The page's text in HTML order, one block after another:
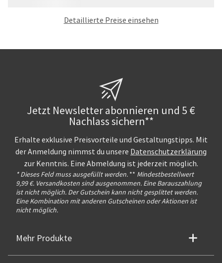
Detaillierte Preise einsehen
Jetzt Newsletter abonnieren und 5 €
Nachlass sichern**
Erhalte exklusive Preisvorteile und Gestaltungstipps. Mit
der Anmeldung nimmst du unsere Datenschutzerklärung
zur Kenntnis. Eine Abmeldung ist jederzeit möglich.
* Dieses Feld muss ausgefüllt werden. ** Mindestbestellwert
9,99 €. Versandkosten sind ausgenommen. Eine Barauszahlung
ist nicht möglich. Der Gutschein kann nicht gesplittet werden.
Eine Kombination mit anderen Gutscheinen oder Aktionen ist
nicht möglich.
Mehr Produkte